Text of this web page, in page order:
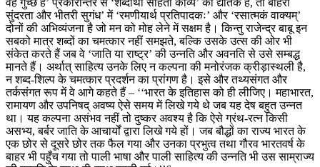
वह गुच्छ है’ प्रकारान्तर से ‘शब्दार्थो सहितौ काव्यं’ का द्योतक है, तो बाहरी
सुंदरता और भीतरी सुगंध’ में ‘रमणीयार्थ प्रतिपादकः’ और ‘रसात्मकं वाक्यम्’
दोनों की अभिव्यंजना है जो मन को मोह लेने में सक्षम है। किन्तु राजेन्द्र बाबू इन
सबको मात्र शब्दों का चमत्कार नहीं समझते, बल्कि उसके उत्स की ओर भी
संकेत करते हैं जब वे ‘जाति या राष्ट्र’ की उन्नति और अवनति से उसे सम्बद्ध
मानते हैं। अर्थात् साहित्य उनके लिए न कल्पना की मनोरंजक क्रीड़ास्थली है,
न शब्द-शिल्प के चमत्कार प्रदर्शन का प्रांगण है। इसे और तथ्यसंगत और
तर्कसंगत रूप में वे आगे कहते हैं – ‘‘भारत के इतिहास को ही लीजिए। महाभारत,
रामायण और उपनिषद् अवष्य ऐसे समय में लिखे गये थे जब यह देष बहुत उन्नत
था। यह कल्पना असंभव नहीं तो दुष्कर अवश्य है कि ऐसे ग्रंथ-रत्न किसी
असभ्य, बर्बर जाति के आचार्यों द्वारा लिखे गये हों। जब बौद्धों का राज्य भारत के
एक छोर से दूसरे छोर तक फैल गया और उनका प्रभुत्व तथा गौरव भारतवर्ष के
बाहर भी पहुँच गया तो पाली भाषा और पाली साहित्य की उन्नति भी उस साम्राज्य